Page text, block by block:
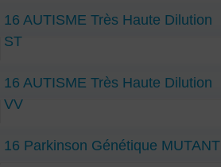
16 AUTISME Très Haute Dilution
ST
16 AUTISME Très Haute Dilution
VV
16 Parkinson Génétique MUTANT